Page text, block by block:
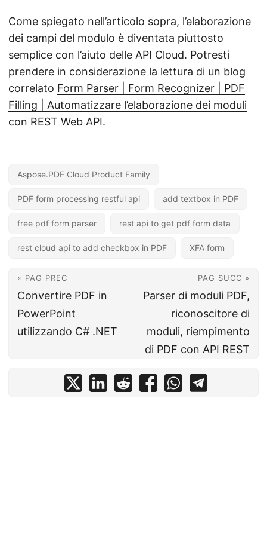
Come spiegato nell’articolo sopra, l’elaborazione
dei campi del modulo è diventata piuttosto
semplice con l’aiuto delle API Cloud. Potresti
prendere in considerazione la lettura di un blog
correlato Form Parser | Form Recognizer | PDF
Filling | Automatizzare l’elaborazione dei moduli
con REST Web API.
Aspose.PDF Cloud Product Family
PDF form processing restful api add textbox in PDF
free pdf form parser rest api to get pdf form data
rest cloud api to add checkbox in PDF XFA form
« PAG PREC
Convertire PDF in
PowerPoint
utilizzando C# .NET
PAG SUCC »
Parser di moduli PDF,
riconoscitore di
moduli, riempimento
di PDF con API REST